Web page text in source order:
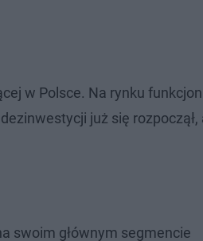
w Polsce. Na rynku
już się rozpoczął,
swoim głównym segmencie